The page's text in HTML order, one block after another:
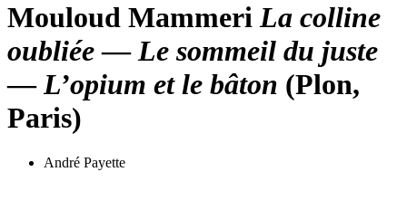
Mouloud Mammeri La colline
oubliée—Le sommeil du juste
—L’opium et le bâton (Plon,
Paris)
André Payette